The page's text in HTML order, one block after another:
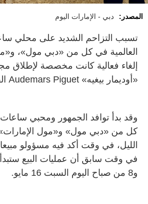
المصدر: دبي - الإمارات اليوم
تسبب التزاحم الشديد على محلي
العالمية في كل من «دبي مول»،
إلغاء فعالية كانت مخصصة لإطلاق
«أوديمار بيغيه» Audemars Piguet الفاخرة.
وقد بدأ توافد الجمهور ومحبي
كل من «دبي مول» و«مول
الليل، في وقت أكد فيه مسؤولو
و8 من صباح اليوم السبت 16 مايو.